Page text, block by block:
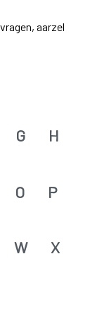
aarzel
G H
O P
W X